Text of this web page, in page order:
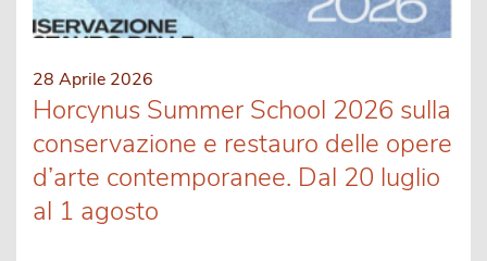
28 Aprile 2026
Horcynus Summer School 2026 sulla
conservazione e restauro delle opere
d’arte contemporanee. Dal 20 luglio
al 1 agosto